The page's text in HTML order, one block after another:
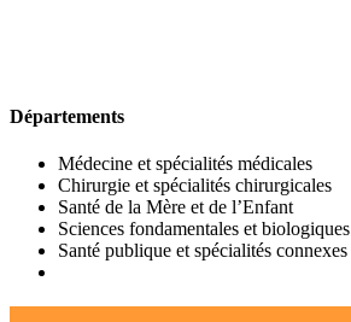
Départements
Médecine et spécialités médicales
Chirurgie et spécialités chirurgicales
Santé de la Mère et de l’Enfant
Sciences fondamentales et biologiques
Santé publique et spécialités connexes